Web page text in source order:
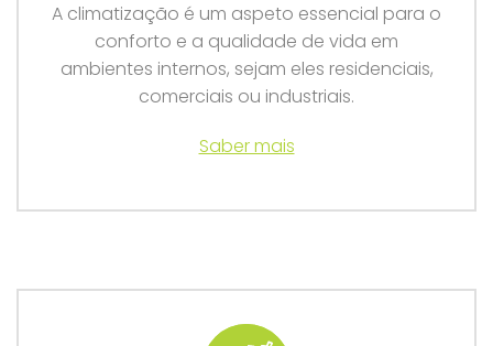
A climatização é um aspeto essencial para o
conforto e a qualidade de vida em
ambientes internos, sejam eles residenciais,
comerciais ou industriais.
Saber mais